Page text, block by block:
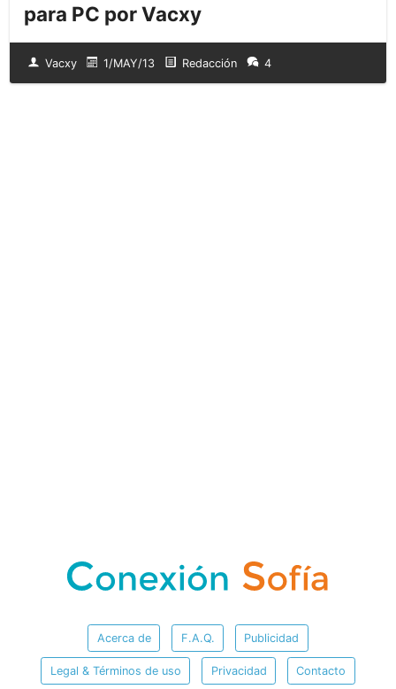
para PC por Vacxy
Vacxy 1/MAY/13 Redacción 4
Acerca de F.A.Q. Publicidad
Legal & Términos de uso Privacidad Contacto